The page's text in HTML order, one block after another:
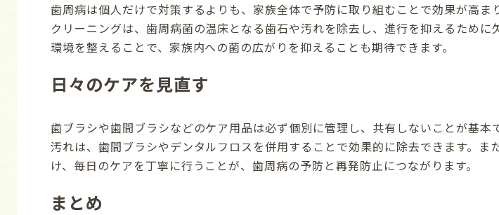
歯周病は個人だけで対策するよりも、家族全体で予防に取り組むことで効果が高ま
クリーニングは、歯周病菌の温床となる歯石や汚れを除去し、進行を抑えるため
環境を整えることで、家族内への菌の広がりを抑えることも期待できます。
日々のケアを見直す
歯ブラシや歯間ブラシなどのケア用品は必ず個別に管理し、共有しないことが基本
汚れは、歯間ブラシやデンタルフロスを併用することで効果的に除去できます。ま
け、毎日のケアを丁寧に行うことが、歯周病の予防と再発防止につながります。
まとめ